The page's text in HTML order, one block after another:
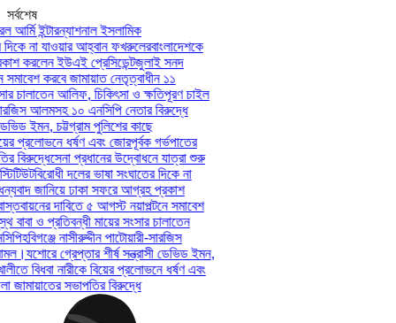
সর্বশেষ
ইন্টারন্যাশনাল ইসলামিক
না যাওয়ার আহ্বান ফখরুলেরবাংলাদেশকে
করলেন ইউএই প্রেসিডেন্টজুলাই সনদ
করবে জামায়াত নেতৃত্বাধীন ১১
আলিফ, চিকিৎসা ও ক্ষতিপূরণ চাইল
আলমসহ ১০ এনসিপি নেতার বিরুদ্ধে
ইমন, চট্টগ্রাম পুলিশের কাছে
প্রলোভনে ধর্ষণ এবং জোরপূর্বক গর্ভপাতের
সেনা প্রধানের উদ্বোধনে যাত্রা শুরু
বিরোধী দলের ভাষা সংঘাতের দিকে না
জানিয়ে ঢাকা সফরে আগ্রহ প্রকাশ
দাবিতে ৫ আগস্ট নয়াপল্টনে সমাবেশ
ও প্রতিবন্ধী মায়ের সংসার চালাতেন
হবিগঞ্জে নাসীরুদ্দীন পাটোয়ারী-সারজিস
যশোরে গ্রেপ্তার শীর্ষ সন্ত্রাসী ডেভিড ইমন,
বিধবা নারীকে বিয়ের প্রলোভনে ধর্ষণ এবং
সভাপতির বিরুদ্ধে